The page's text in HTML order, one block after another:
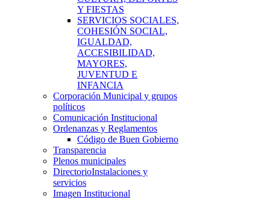
Y FIESTAS
SERVICIOS SOCIALES,
COHESIÓN SOCIAL,
IGUALDAD,
ACCESIBILIDAD,
MAYORES,
JUVENTUD E
INFANCIA
Corporación Municipal y grupos
políticos
Comunicación Institucional
Ordenanzas y Reglamentos
Código de Buen Gobierno
Transparencia
Plenos municipales
DirectorioInstalaciones y
servicios
Imagen Institucional